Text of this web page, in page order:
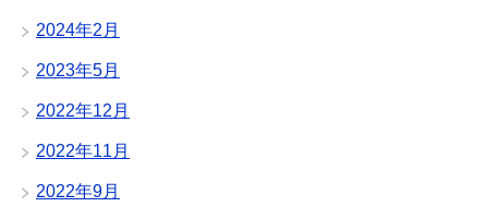
2024年2月
2023年5月
2022年12月
2022年11月
2022年9月